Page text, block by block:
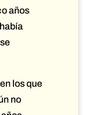
años
los que
no